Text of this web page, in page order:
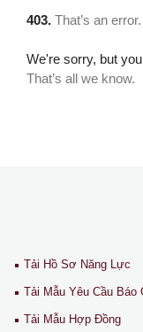
Tải Hồ Sơ Năng Lực
Tải Mẫu Yêu Cầu Báo
Tải Mẫu Hợp Đồng